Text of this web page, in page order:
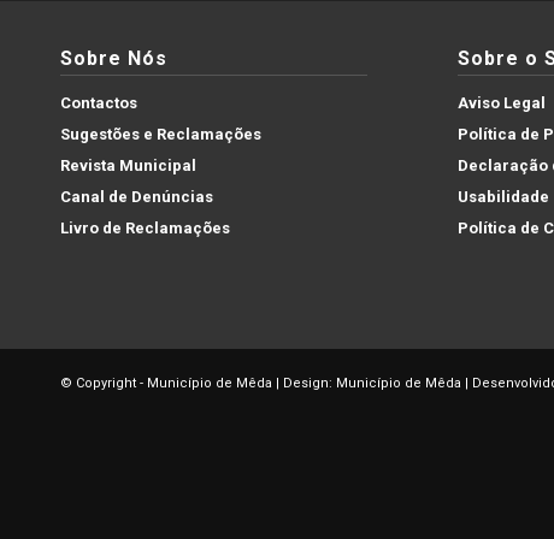
Sobre Nós
Contactos
Sugestões e Reclamações
Revista Municipal
Canal de Denúncias
Livro de Reclamações
Sobre o
Aviso Legal
Política de
Declaração
Usabilidade
Política de
© Copyright - Município de Mêda | Design: Município de Mêda |